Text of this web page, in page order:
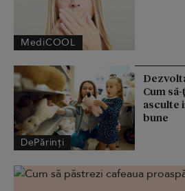
MediCOOL
DePărinți
Cum
asculte
bune